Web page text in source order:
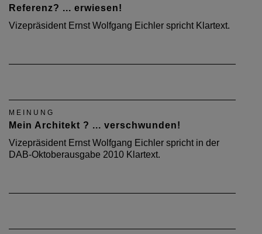
Referenz? ... erwiesen!
Vizepräsident Ernst Wolfgang Eichler spricht Klartext.
MEINUNG
Mein Architekt ? ... verschwunden!
Vizepräsident Ernst Wolfgang Eichler spricht in der
DAB-Oktoberausgabe 2010 Klartext.